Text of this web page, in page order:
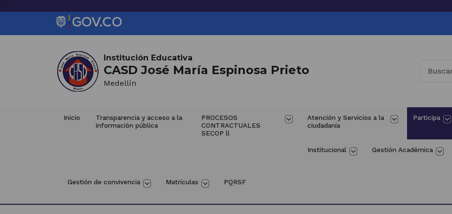
>
Saltar al contenido principal
(Este
abrirá
una
nueva
pestaña)
Institución Educativa
CASD José María Espinosa Prieto
Medellín
Inicio
Transparencia y acceso a la
información pública
PROCESOS
CONTRACTUALES
SECOP ll
Atención y Servicios a la
ciudadanía
Participa
Institucional Gestión Académica
Gestión de convivencia Matrículas PQRSF
Inicio del contenido principal